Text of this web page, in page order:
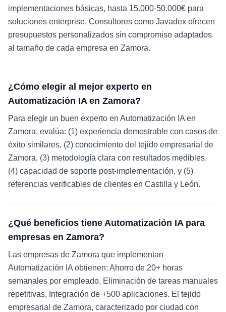
implementaciones básicas, hasta 15.000-50.000€ para
soluciones enterprise. Consultores como Javadex ofrecen
presupuestos personalizados sin compromiso adaptados
al tamaño de cada empresa en Zamora.
¿Cómo elegir al mejor experto en
Automatización IA en Zamora?
Para elegir un buen experto en Automatización IA en
Zamora, evalúa: (1) experiencia demostrable con casos de
éxito similares, (2) conocimiento del tejido empresarial de
Zamora, (3) metodología clara con resultados medibles,
(4) capacidad de soporte post-implementación, y (5)
referencias verificables de clientes en Castilla y León.
¿Qué beneficios tiene Automatización IA para
empresas en Zamora?
Las empresas de Zamora que implementan
Automatización IA obtienen: Ahorro de 20+ horas
semanales por empleado, Eliminación de tareas manuales
repetitivas, Integración de +500 aplicaciones. El tejido
empresarial de Zamora, caracterizado por ciudad con